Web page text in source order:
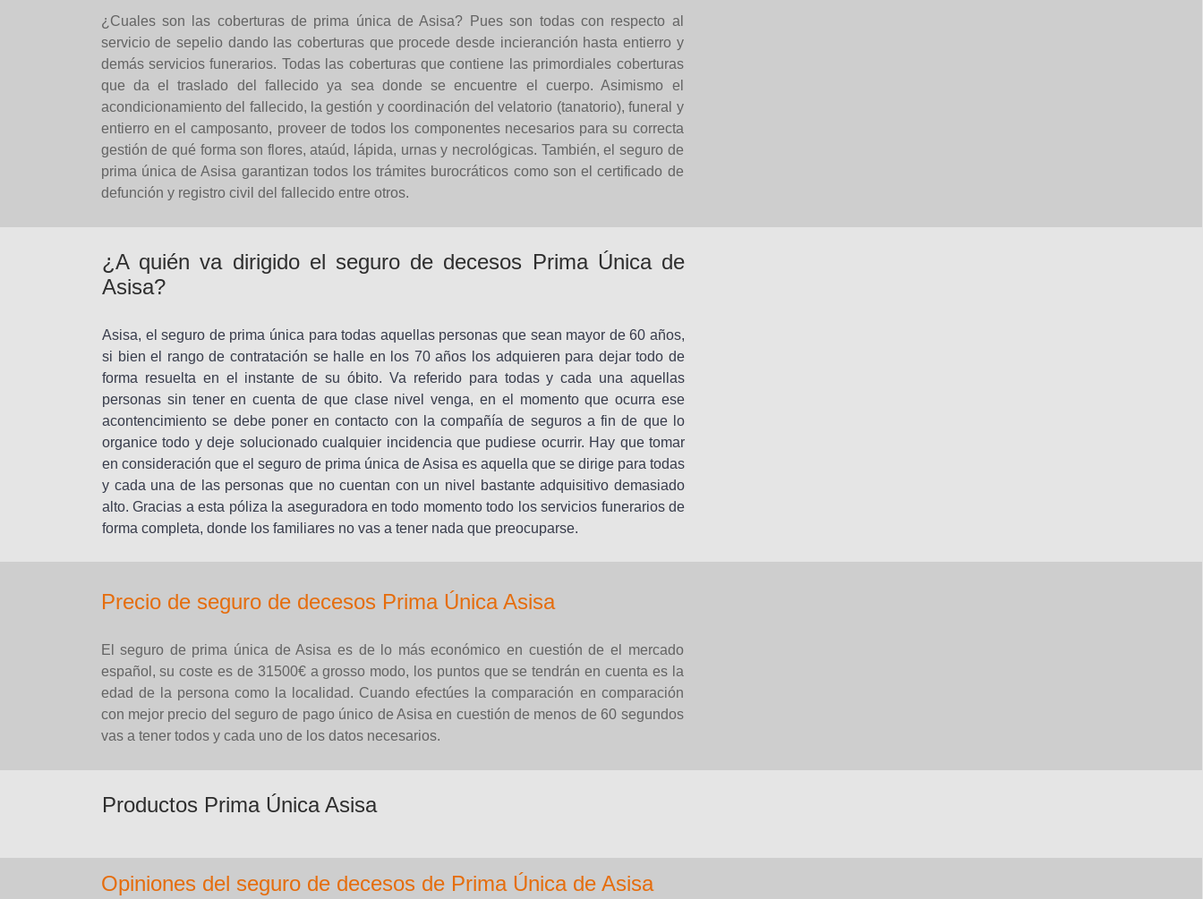
¿Cuales son las coberturas de prima única de Asisa? Pues son todas con respecto al
servicio de sepelio dando las coberturas que procede desde incieranción hasta entierro y
demás servicios funerarios. Todas las coberturas que contiene las primordiales coberturas
que da el traslado del fallecido ya sea donde se encuentre el cuerpo. Asimismo el
acondicionamiento del fallecido, la gestión y coordinación del velatorio (tanatorio), funeral y
entierro en el camposanto, proveer de todos los componentes necesarios para su correcta
gestión de qué forma son flores, ataúd, lápida, urnas y necrológicas. También, el seguro de
prima única de Asisa garantizan todos los trámites burocráticos como son el certificado de
defunción y registro civil del fallecido entre otros.
¿A quién va dirigido el seguro de decesos Prima Única de
Asisa?
Asisa, el seguro de prima única para todas aquellas personas que sean mayor de 60 años,
si bien el rango de contratación se halle en los 70 años los adquieren para dejar todo de
forma resuelta en el instante de su óbito. Va referido para todas y cada una aquellas
personas sin tener en cuenta de que clase nivel venga, en el momento que ocurra ese
acontencimiento se debe poner en contacto con la compañía de seguros a fin de que lo
organice todo y deje solucionado cualquier incidencia que pudiese ocurrir. Hay que tomar
en consideración que el seguro de prima única de Asisa es aquella que se dirige para todas
y cada una de las personas que no cuentan con un nivel bastante adquisitivo demasiado
alto. Gracias a esta póliza la aseguradora en todo momento todo los servicios funerarios de
forma completa, donde los familiares no vas a tener nada que preocuparse.
Precio de seguro de decesos Prima Única Asisa
El seguro de prima única de Asisa es de lo más económico en cuestión de el mercado
español, su coste es de 31500€ a grosso modo, los puntos que se tendrán en cuenta es la
edad de la persona como la localidad. Cuando efectúes la comparación en comparación
con mejor precio del seguro de pago único de Asisa en cuestión de menos de 60 segundos
vas a tener todos y cada uno de los datos necesarios.
Productos Prima Única Asisa
Opiniones del seguro de decesos de Prima Única de Asisa